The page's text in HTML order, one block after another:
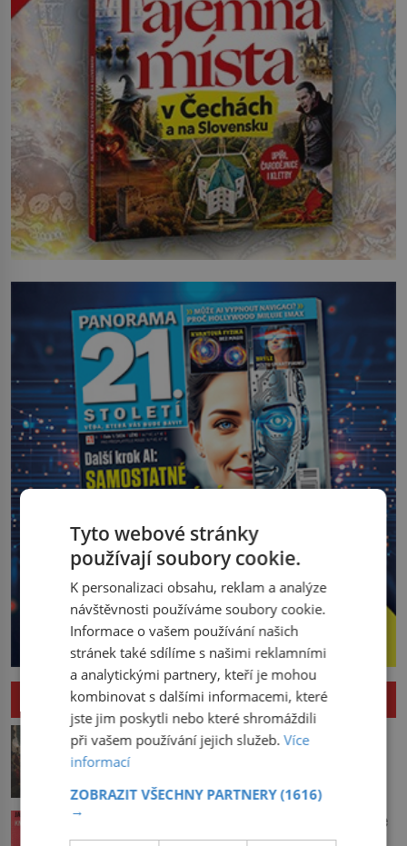
HISTORIE
Pád Maximiliena Robespierra: Zuřivého
jakobína nikdo nelitoval?
krutými bolestmi. Zmítá se na lůžku a
Vařila prvorepubliková hospodyně podle
sandtnerek?
Tyto webové stránky
používají soubory cookie.
K personalizaci obsahu, reklam a analýze
návštěvnosti používáme soubory cookie.
Informace o vašem používání našich
stránek také sdílíme s našimi reklamními
a analytickými partnery, kteří je mohou
kombinovat s dalšími informacemi, které
jste jim poskytli nebo které shromáždili
při vašem používání jejich služeb.Více
informací
ZOBRAZIT VŠECHNY PARTNERY(1616)
→